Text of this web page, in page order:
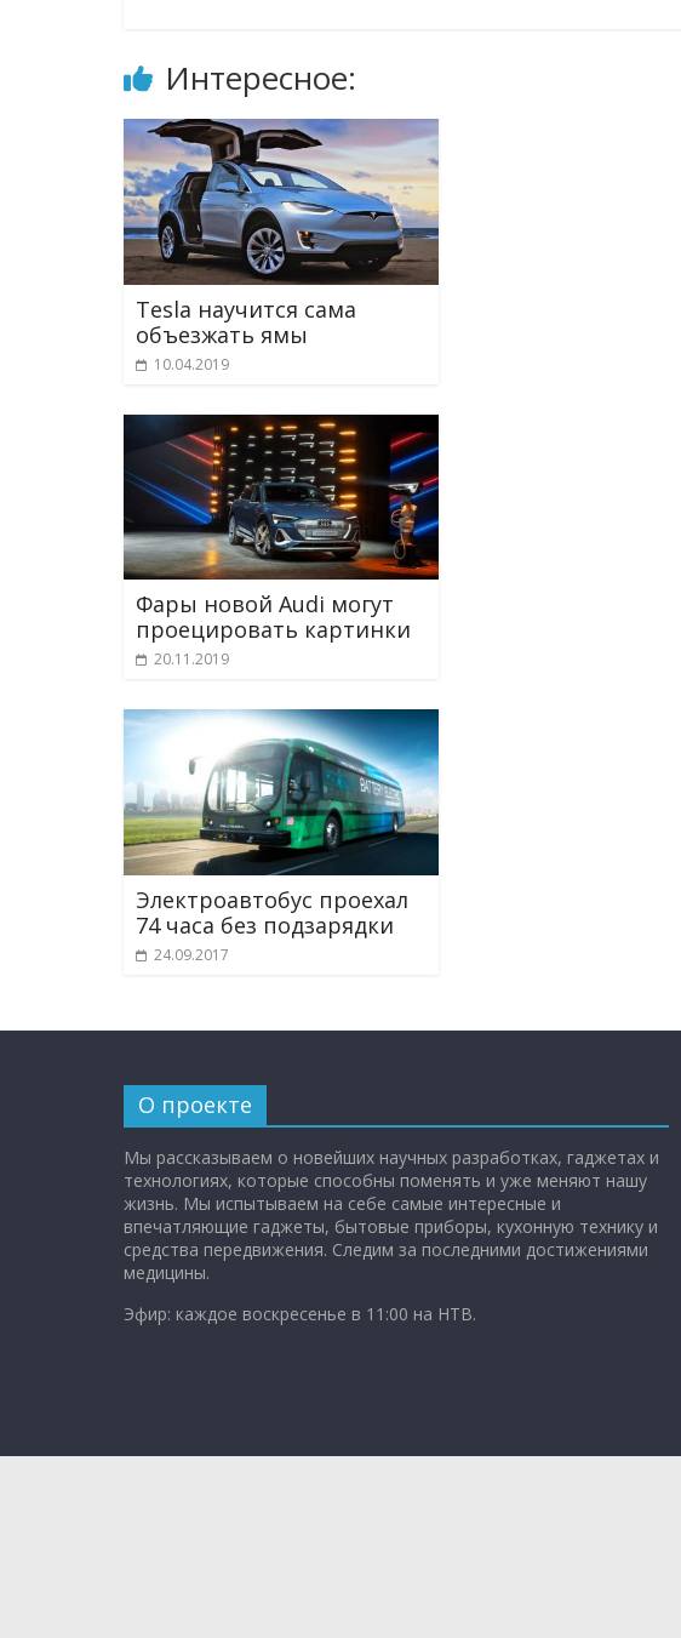
Интересное:
Tesla научится сама
объезжать ямы
10.04.2019
Фары новой Audi могут
проецировать картинки
20.11.2019
Электроавтобус проехал
74 часа без подзарядки
24.09.2017
О проекте
Мы рассказываем о новейших научных разработках, гаджетах и
технологиях, которые способны поменять и уже меняют нашу
жизнь. Мы испытываем на себе самые интересные и
впечатляющие гаджеты, бытовые приборы, кухонную технику и
средства передвижения. Следим за последними достижениями
медицины.
Эфир: каждое воскресенье в 11:00 на НТВ.